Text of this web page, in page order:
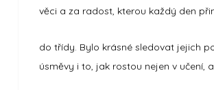
věci a za radost, kterou každý den
do třídy. Bylo krásné sledovat jejich
úsměvy i to, jak rostou nejen v učení,